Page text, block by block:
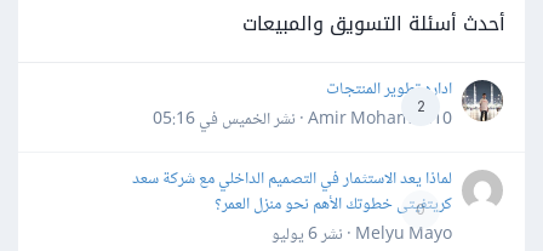
أحدث أسئلة التسويق والمبيعات
2
اداره تطوير المنتجات
Amir Mohamed10 · نشر
الخميس في 05:16
0
لماذا يعد الاستثمار في التصميم الداخلي مع شركة سعد
كريتفيتى خطوتك الأهم نحو منزل العمر؟
Melyu Mayo · نشر
6 يوليو